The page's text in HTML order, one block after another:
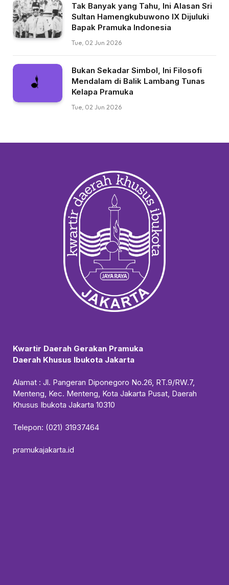
Tak Banyak yang Tahu, Ini Alasan Sri
Sultan Hamengkubuwono IX Dijuluki
Bapak Pramuka Indonesia
Tue, 02 Jun 2026
Bukan Sekadar Simbol, Ini Filosofi
Mendalam di Balik Lambang Tunas
Kelapa Pramuka
Tue, 02 Jun 2026
Kwartir Daerah Gerakan Pramuka
Daerah Khusus Ibukota Jakarta
Alamat : Jl. Pangeran Diponegoro No.26, RT.9/RW.7,
Menteng, Kec. Menteng, Kota Jakarta Pusat, Daerah
Khusus Ibukota Jakarta 10310
Telepon: (021) 31937464
pramukajakarta.id